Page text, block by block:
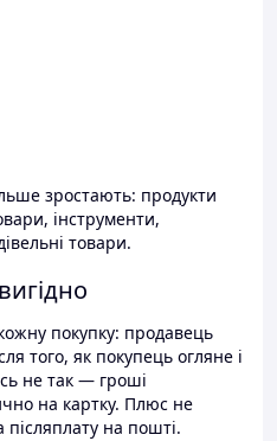
зростають: продукти
інструменти,
товари.
покупку: продавець
того, як покупець огляне і
не так — гроші
на картку. Плюс не
на пошті.